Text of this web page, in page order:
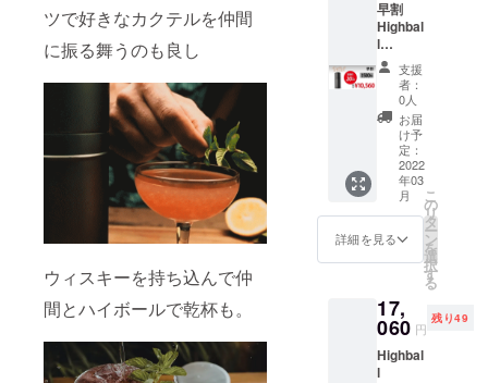
ツで好きなカクテルを仲間
に振る舞うのも良し
ウィスキーを持ち込んで仲
間とハイボールで乾杯も。
超早割
【￥9,9
00】(税
込) ------
-----------
------- ※
申込時
にカ
ラーを
ご選択
くださ
い ※送
料込み
早割
Highbal
l
Shaker
×1
20％OF
F --------
-----------
----- 一
般販売
価格
【￥26,
400】
(税込)
↓↓↓
【￥15,
OFF!!!
】 ↓↓↓
早割
【￥10,
560】
支援
者：
0人
お届
け予
定：
2022
年03
月
詳細を見る
こ
の
リ
タ
ー
ン
を
選
択
す
る
17,
060 円
残り49
Highbal
l